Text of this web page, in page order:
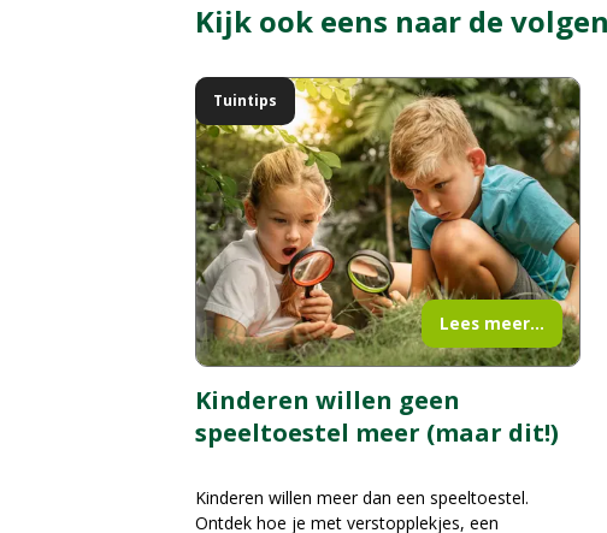
Kijk ook eens naar de
Kinderen willen geen
speeltoestel meer (maar dit!)
Tuintips
Kinderen willen meer dan een speeltoestel.
Ontdek hoe je met verstopplekjes, een
Lees meer...